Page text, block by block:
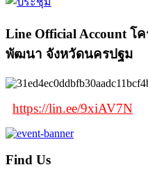
Line Official Account โ
พัฒนา จังหวัดนครปฐม
https://lin.ee/9xiAV7N
Find Us